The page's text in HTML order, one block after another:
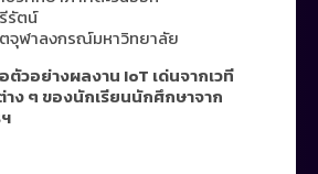
รัตน์
ตจุฬาลงกรณ์มหาวิทยาลัย
ตัวอย่างผลงาน IoT เด่นจากเวที
ง ๆ ของนักเรียนนักศึกษาจาก